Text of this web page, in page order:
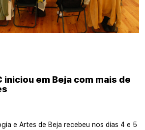
iniciou em Beja com mais de
e Artes de Beja recebeu nos dias 4 e 5